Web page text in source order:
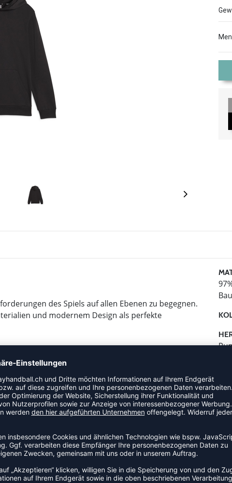
des Spiels auf allen Ebenen zu begegnen.
und modernem Design als perfekte
für eine bessere Zukunft.
die sich auf nachhaltige Landwirtschaft wie
Weitere Informationen: